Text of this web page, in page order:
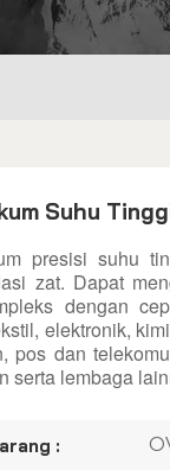
Suhu
presisi suhu
zat. Dapat
dengan
elektronik,
pos dan
serta lembaga
: